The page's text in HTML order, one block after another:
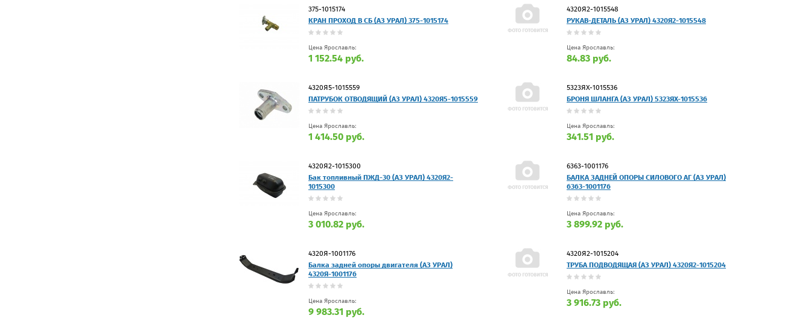
375-1015174
КРАН ПРОХОД В СБ (АЗ УРАЛ) 375-1015174
Цена Ярославль:
1 152.54 руб.
4320Я2-1015548
РУКАВ-ДЕТАЛЬ (АЗ УРАЛ) 4320Я2-1015548
Цена Ярославль:
84.83 руб.
4320Я5-1015559
ПАТРУБОК ОТВОДЯЩИЙ (АЗ УРАЛ) 4320Я5-1015559
Цена Ярославль:
1 414.50 руб.
5323ЯХ-1015536
БРОНЯ ШЛАНГА (АЗ УРАЛ) 5323ЯХ-1015536
Цена Ярославль:
341.51 руб.
4320Я2-1015300
Бак топливный ПЖД-30 (АЗ УРАЛ) 4320Я2-
1015300
Цена Ярославль:
3 010.82 руб.
6363-1001176
БАЛКА ЗАДНЕЙ ОПОРЫ СИЛОВОГО АГ (АЗ УРАЛ)
6363-1001176
Цена Ярославль:
3 899.92 руб.
4320Я-1001176
Балка задней опоры двигателя (АЗ УРАЛ)
4320Я-1001176
Цена Ярославль:
9 983.31 руб.
4320Я2-1015204
ТРУБА ПОДВОДЯЩАЯ (АЗ УРАЛ) 4320Я2-1015204
Цена Ярославль:
3 916.73 руб.